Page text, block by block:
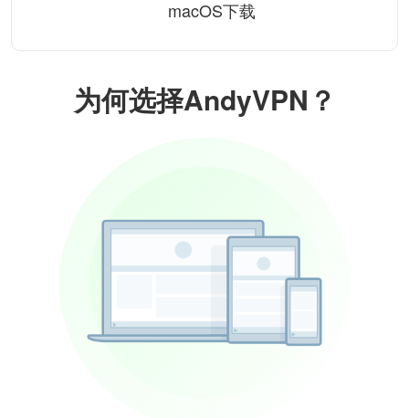
为何选择AndyVPN？
macOS下载